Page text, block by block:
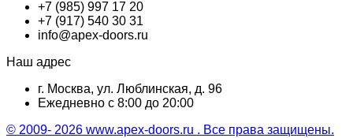
+7 (985) 997 17 20
+7 (917) 540 30 31
info@apex-doors.ru
Наш адрес
г. Москва, ул. Люблинская, д. 96
Ежедневно с 8:00 до 20:00
© 2009- 2026 www.apex-doors.ru . Все права защищены.